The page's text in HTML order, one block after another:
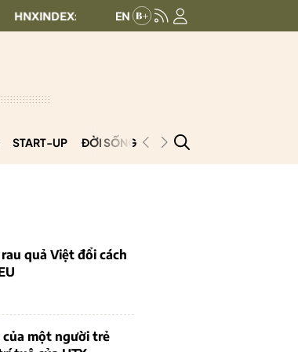
293.44 + 0.25 (+0.09%) UPCOMINDEX:
START-UP ĐỜI SỐNG PODCAST
quả Việt đổi cách
một người trẻ